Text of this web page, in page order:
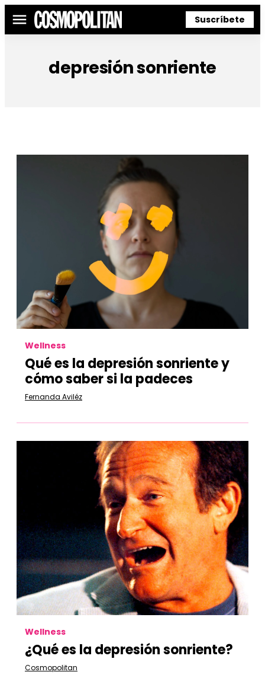
Menú Suscríbete
depresión sonriente
Wellness
Qué es la depresión sonriente y
cómo saber si la padeces
Fernanda Aviléz
Wellness
¿Qué es la depresión sonriente?
Cosmopolitan